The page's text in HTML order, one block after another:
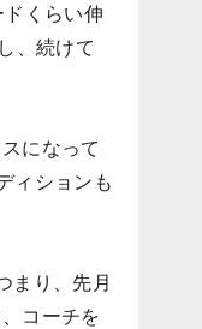
くらい伸
、続けて
になって
ィションも
まり、先月
コーチを